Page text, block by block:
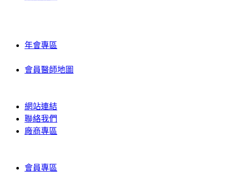
年會專區
會員醫師地圖
網站連結
聯絡我們
廠商專區
會員專區